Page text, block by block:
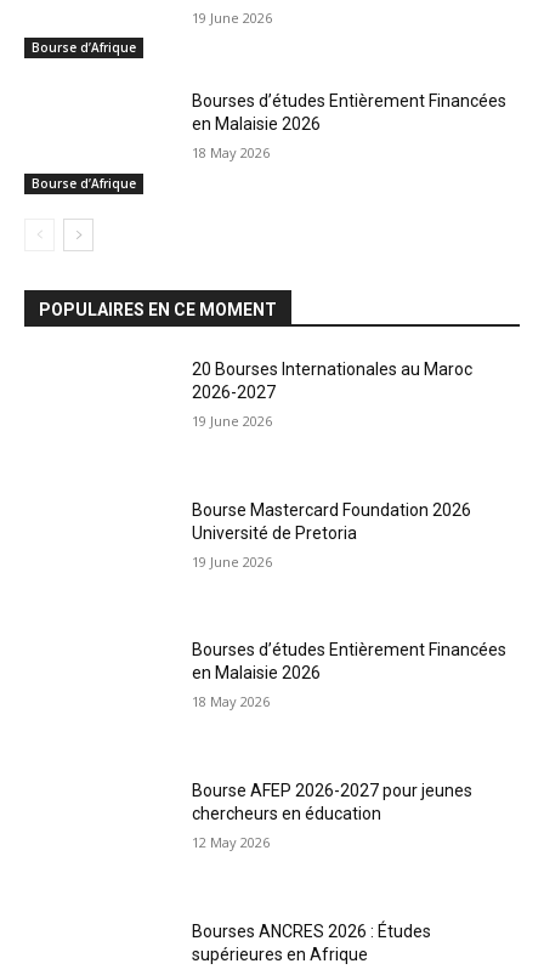
Bourse d’Afrique
19 June 2026
Bourse d’Afrique
Bourses d’études Entièrement Financées
en Malaisie 2026
18 May 2026
POPULAIRES EN CE MOMENT
20 Bourses Internationales au Maroc
2026-2027
19 June 2026
Bourse Mastercard Foundation 2026
Université de Pretoria
19 June 2026
Bourses d’études Entièrement Financées
en Malaisie 2026
18 May 2026
Bourse AFEP 2026-2027 pour jeunes
chercheurs en éducation
12 May 2026
Bourses ANCRES 2026 : Études
supérieures en Afrique